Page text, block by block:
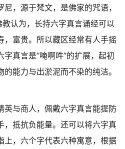
，源于梵文，是佛家的咒语，
教认为，长持六字真言诵经可以
，富贵。所以藏区经常有人手摇
真言是“唵啊吽”的扩展，起初
能力与出淤泥而不染的纯洁。
英与商人，佩戴六字真言能提防
，抵抗负能量。还可以将六字真
上，六个字代表六种寓意，根据